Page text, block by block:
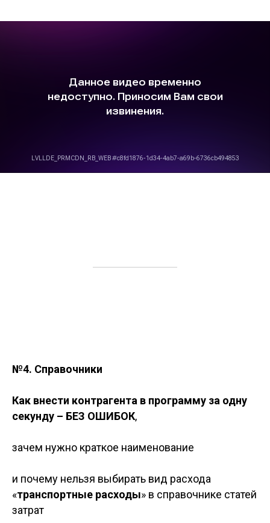
№4. Справочники
Как внести контрагента в программу за одну
секунду – БЕЗ ОШИБОК,
зачем нужно краткое наименование
и почему нельзя выбирать вид расхода
«транспортные расходы» в справочнике статей
затрат